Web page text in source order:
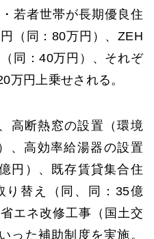
若者世帯が長期優良住
（同：80万円）、ZEH
同：40万円）、それぞ
万円上乗せされる。
高断熱窓の設置（環境
、高効率給湯器の設置
円）、既存賃貸集合住
り替え（同、同：35億
エネ改修工事（国土交
った補助制度を実施。